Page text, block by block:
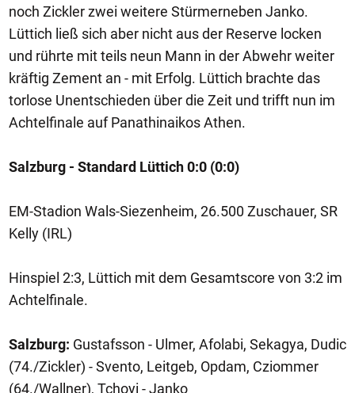
noch Zickler zwei weitere Stürmerneben Janko.
Lüttich ließ sich aber nicht aus der Reserve locken
und rührte mit teils neun Mann in der Abwehr weiter
kräftig Zement an - mit Erfolg. Lüttich brachte das
torlose Unentschieden über die Zeit und trifft nun im
Achtelfinale auf Panathinaikos Athen.
Salzburg - Standard Lüttich 0:0 (0:0)
EM-Stadion Wals-Siezenheim, 26.500 Zuschauer, SR
Kelly (IRL)
Hinspiel 2:3, Lüttich mit dem Gesamtscore von 3:2 im
Achtelfinale.
Salzburg: Gustafsson - Ulmer, Afolabi, Sekagya, Dudic
(74./Zickler) - Svento, Leitgeb, Opdam, Cziommer
(64./Wallner), Tchoyi - Janko